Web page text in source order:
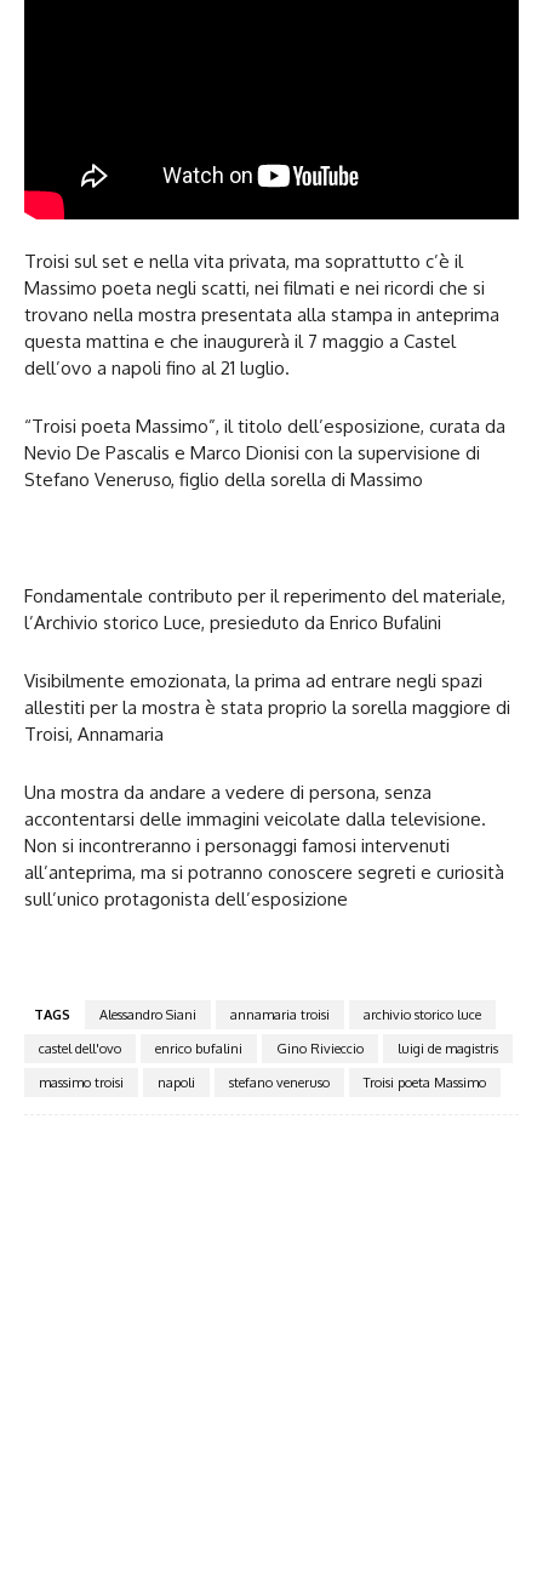
Troisi sul set e nella vita privata, ma soprattutto c’è il
Massimo poeta negli scatti, nei filmati e nei ricordi che si
trovano nella mostra presentata alla stampa in anteprima
questa mattina e che inaugurerà il 7 maggio a Castel
dell’ovo a napoli fino al 21 luglio.
“Troisi poeta Massimo”, il titolo dell’esposizione, curata da
Nevio De Pascalis e Marco Dionisi con la supervisione di
Stefano Veneruso, figlio della sorella di Massimo
Fondamentale contributo per il reperimento del materiale,
l’Archivio storico Luce, presieduto da Enrico Bufalini
Visibilmente emozionata, la prima ad entrare negli spazi
allestiti per la mostra è stata proprio la sorella maggiore di
Troisi, Annamaria
Una mostra da andare a vedere di persona, senza
accontentarsi delle immagini veicolate dalla televisione.
Non si incontreranno i personaggi famosi intervenuti
all’anteprima, ma si potranno conoscere segreti e curiosità
sull’unico protagonista dell’esposizione
TAGS Alessandro Siani annamaria troisi
archivio storico luce
castel dell'ovo
enrico bufalini Gino Rivieccio
luigi de magistris
massimo troisi
napoli stefano veneruso Troisi poeta Massimo